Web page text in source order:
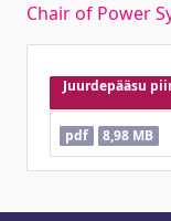
Chair of Power
Juurdepääsu
pdf
8,98 MB